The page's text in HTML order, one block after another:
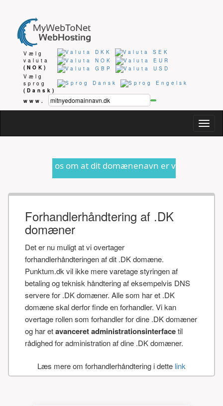
Vælg
valuta
(NOK)
Vælg
sprog
(Dansk)
www.
om at dit domænenavn er ved at udløbe eller
Forhandlerhåndtering af .DK
domæner
Det er nu muligt at vi overtager
forhandlerhåndteringen af dit .DK domæne.
Punktum.dk vil ikke mere varetage styringen af
betaling og teknisk håndtering af eksempelvis DNS
servere for .DK domæner. Alle som har et .DK
domæne skal derfor finde en forhandler. Vi kan
overtage rollen som forhandler for dine .DK domæner
og har etavanceret administrationsinterfacetil
rådighed for administration af dine .DK domæner.
Læs mere om forhandlerhåndtering i dette link